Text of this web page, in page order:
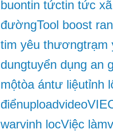
buontin tứctin tức
đườngTool boost
tim yêu thươngtrạm
dungtuyển dụng an
mộtòa ántư liệutỉnh
điểnuploadvideo
warvinh locViệc làm